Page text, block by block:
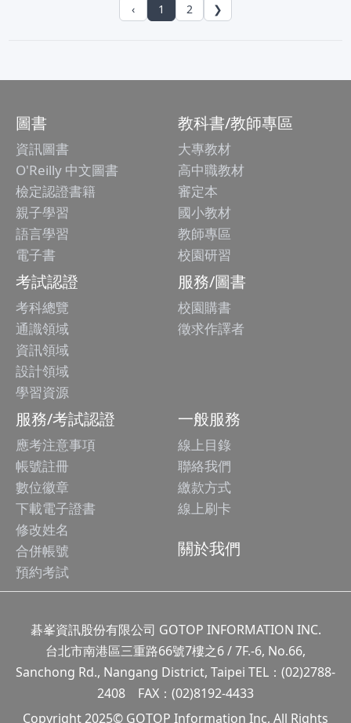
‹ 1 2 ❯
圖書
資訊圖書
O'Reilly 中文圖書
檢定認證書籍
親子學習
語言學習
電子書
教科書/教師專區
大專教材
高中職教材
審定本
國小教材
教師專區
校園研習
考試認證
考科總覽
通識領域
資訊領域
設計領域
學習資源
服務/圖書
校園購書
徵求作譯者
服務/考試認證
應考注意事項
帳號註冊
數位徽章
下載電子證書
修改姓名
合併帳號
預約考試
一般服務
線上目錄
聯絡我們
繳款方式
線上刷卡
關於我們
碁峯資訊股份有限公司 GOTOP INFORMATION INC.
台北市南港區三重路66號7樓之6 / 7F.-6, No.66,
Sanchong Rd., Nangang District, Taipei TEL：(02)2788-
2408 FAX：(02)8192-4433
Copyright 2025© GOTOP Information Inc, All Rights